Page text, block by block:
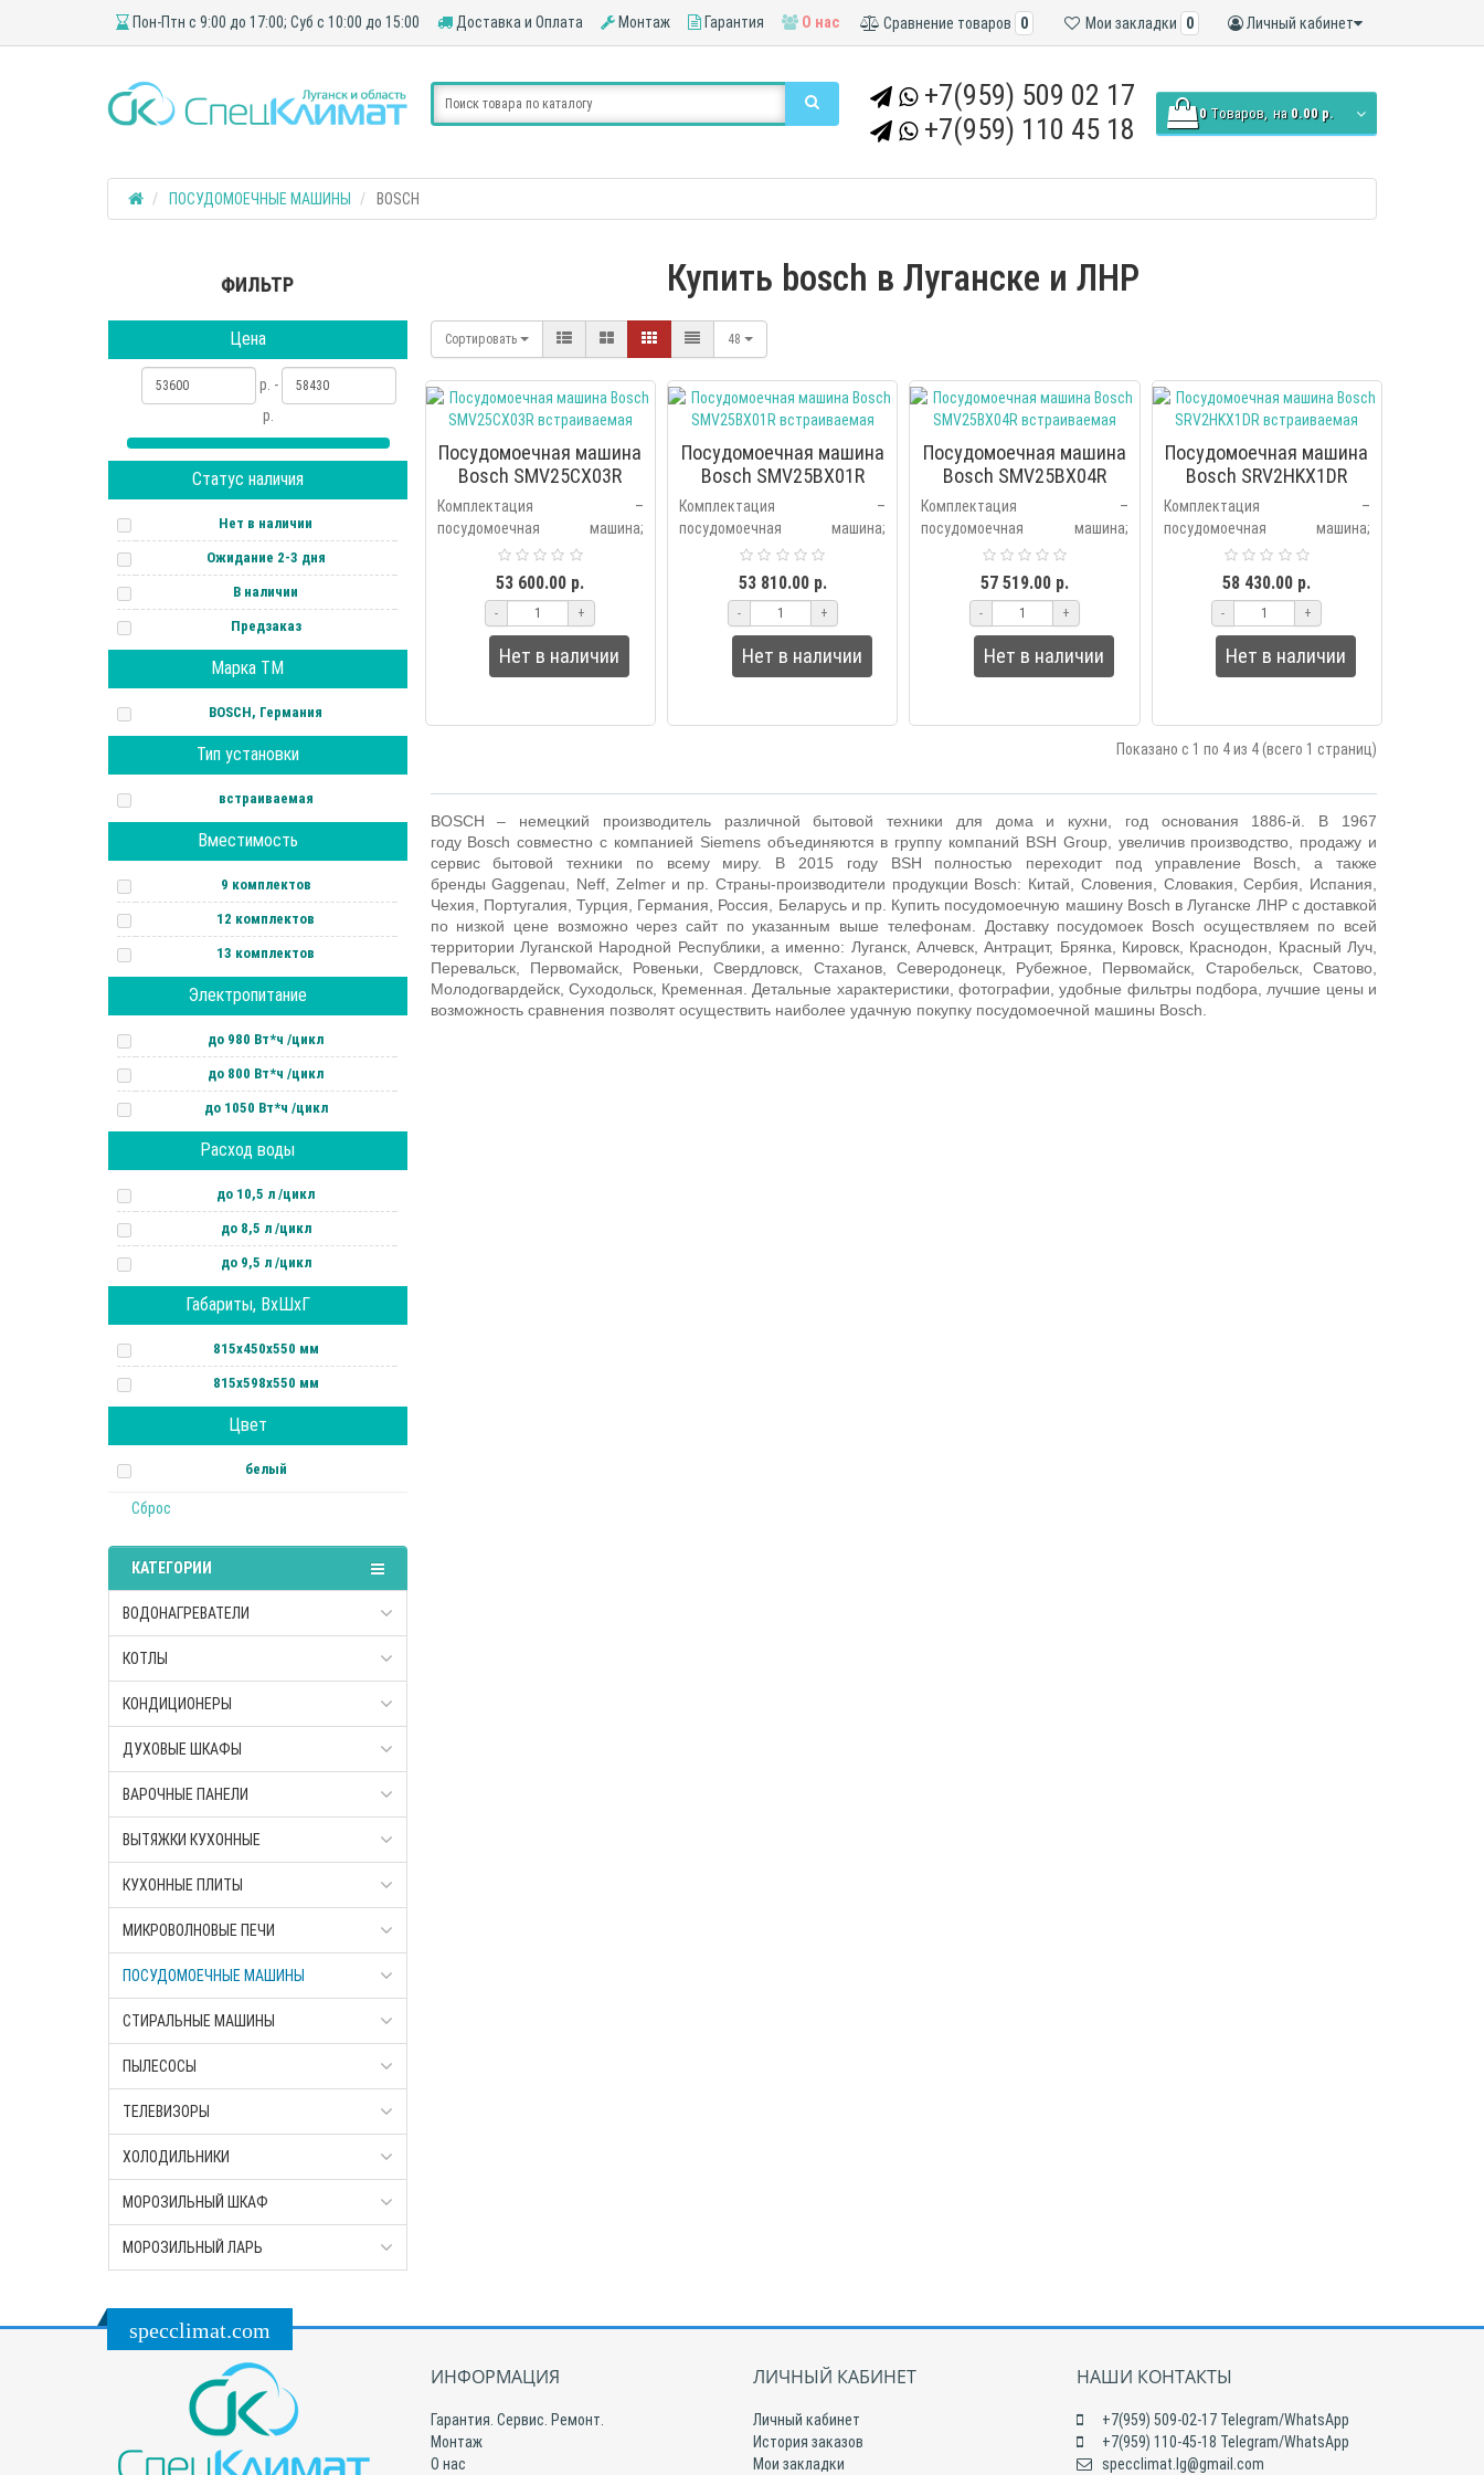
Пон-Птн с 9:00 до 17:00; Суб с 10:00 до 15:00 Доставка и Оплата Монтаж Гарантия О нас Личный кабинет
Мои закладки 0
Сравнение товаров 0
+7(959) 509 02 17
+7(959) 110 45 18
0 Tоваров, на 0.00 р.
ПОСУДОМОЕЧНЫЕ МАШИНЫ BOSCH
ФИЛЬТР
Цена
р. -
р.
Статус наличия
Нет в наличии
Ожидание 2-3 дня
В наличии
Предзаказ
Марка ТМ
BOSCH, Германия
Тип установки
встраиваемая
Вместимость
9 комплектов
12 комплектов
13 комплектов
Электропитание
до 980 Вт*ч /цикл
до 800 Вт*ч /цикл
до 1050 Вт*ч /цикл
Расход воды
до 10,5 л /цикл
до 8,5 л /цикл
до 9,5 л /цикл
Габариты, ВхШхГ
815х450х550 мм
815х598х550 мм
Цвет
белый
Сброс
КАТЕГОРИИ
ВОДОНАГРЕВАТЕЛИ
КОТЛЫ
КОНДИЦИОНЕРЫ
ДУХОВЫЕ ШКАФЫ
ВАРОЧНЫЕ ПАНЕЛИ
ВЫТЯЖКИ КУХОННЫЕ
КУХОННЫЕ ПЛИТЫ
МИКРОВОЛНОВЫЕ ПЕЧИ
ПОСУДОМОЕЧНЫЕ МАШИНЫ
СТИРАЛЬНЫЕ МАШИНЫ
ПЫЛЕСОСЫ
ТЕЛЕВИЗОРЫ
ХОЛОДИЛЬНИКИ
МОРОЗИЛЬНЫЙ ШКАФ
МОРОЗИЛЬНЫЙ ЛАРЬ
Купить bosch в Луганске и ЛНР
Сортировать 48
Посудомоечная машина
Bosch SMV25CX03R
встраиваемая
Комплектация –
посудомоечная машина;
корзинка для столовых
приборов; отсек DosageAssist;
третий короб VarioDrawer;
переставляемый по высот..
53 600.00 р.
- +
Нет в наличии
Посудомоечная машина
Bosch SMV25BX01R
встраиваемая
Комплектация –
посудомоечная машина;
корзинка для столовых
приборов; отсек DosageAssist;
руководство по эксплуатации;
упаковка. Фасадная д..
53 810.00 р.
- +
Нет в наличии
Посудомоечная машина
Bosch SMV25BX04R
встраиваемая
Комплектация –
посудомоечная машина;
корзинка для столовых
приборов; отсек DosageAssist;
руководство по эксплуатации;
упаковка. Фасадная д..
57 519.00 р.
- +
Нет в наличии
Посудомоечная машина
Bosch SRV2HKX1DR
встраиваемая
Комплектация –
посудомоечная машина;
двойной вращающийся
верхний распылитель
DuoPower; корзинка для
столовых приборов; отсек
DosageAssist;..
58 430.00 р.
- +
Нет в наличии
Показано с 1 по 4 из 4 (всего 1 страниц)
BOSCH – немецкий производитель различной бытовой техники для дома и кухни, год основания 1886-й. В 1967
году Bosch совместно с компанией Siemensобъединяются в группу компаний BSH Group, увеличив производство, продажу и
сервис бытовой техники по всему миру. В 2015 году BSH полностью переходит под управление Bosch , а также
брендыGaggenau Neff, Zelmerи пр. Страны-производители продукции Bosch: Китай, Словения, Словакия, Сербия, Испания,
Чехия, Португалия, Турция, Германия, Россия, Беларусь и пр. Купить посудомоечную машину Bosch в Луганске ЛНР с доставкой
по низкой цене возможно через сайт по указанным выше телефонам. Доставку посудомоек Bosch осуществляем по всей
территории Луганской Народной Республики, а именно: Луганск, Алчевск, Антрацит, Брянка, Кировск, Краснодон, Красный Луч,
Перевальск, Первомайск, Ровеньки, Свердловск, Стаханов, Северодонецк, Рубежное, Первомайск, Старобельск, Сватово,
Молодогвардейск, Суходольск, Кременная . Детальные характеристики, фотографии, удобные фильтры подбора, лучшие цены и
возможность сравнения позволят осуществить наиболее удачную покупку посудомоечной машины Bosch.
specclimat.com
ИНФОРМАЦИЯ
Гарантия. Сервис. Ремонт.
Монтаж
О нас
ЛИЧНЫЙ КАБИНЕТ
Личный кабинет
История заказов
Мои закладки
НАШИ КОНТАКТЫ
+7(959) 509-02-17 Telegram/WhatsApp
+7(959) 110-45-18 Telegram/WhatsApp
specclimat.lg@gmail.com